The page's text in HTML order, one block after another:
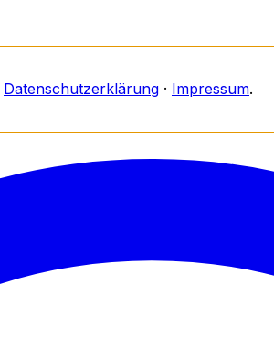
Datenschutzerklärung · Impressum.